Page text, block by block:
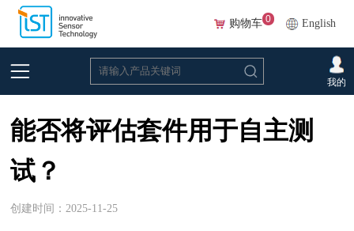
English
购物车 0
我的
首页 >湿度
能否将评估套件用于自主测
试？
创建时间：2025-11-25